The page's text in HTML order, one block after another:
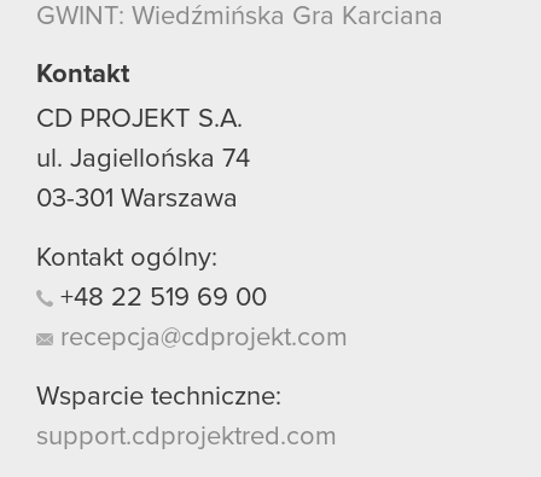
GWINT: Wiedźmińska Gra Karciana
Kontakt
CD PROJEKT S.A.
ul. Jagiellońska 74
03-301 Warszawa
Kontakt ogólny:
+48 22 519 69 00
recepcja@cdprojekt.com
Wsparcie techniczne:
support.cdprojektred.com